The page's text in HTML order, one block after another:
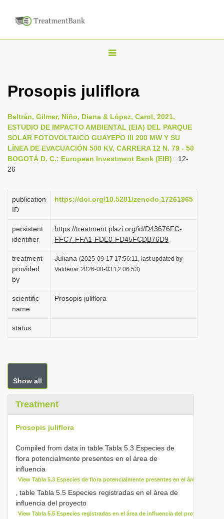
T
g
e
n
a
g
i
n
Prosopis juliflora
Beltrán, Gilmer, Niño, Diana & López, Carol, 2021,
ESTUDIO DE IMPACTO AMBIENTAL (EIA) DEL PARQUE
SOLAR FOTOVOLTAICO GUAYEPO III 200 MW Y SU
LÍNEA DE EVACUACIÓN 500 KV, CARRERA 12 N. 79 - 50
BOGOTÁ D. C.: European Investment Bank (EIB) : 12-
26
publication
ID
https://doi.org/10.5281/zenodo.17261965
persistent
identifier
https://treatment.plazi.org/id/D43676FC-
FFC7-FFA1-FDE0-FD45FCDB76D9
treatment
provided
by
Juliana (2025-09-17 17:56:11, last updated by
Valdenar 2026-08-03 12:06:53)
scientific
name
Prosopis juliflora
status
Show all
Treatment
Prosopis juliflora
Compiled from data in table Tabla 5.3 Especies de
flora potencialmente presentes en el área de
influencia
View Tabla 5.3 Especies de flora potencialmente presentes en el área de
, table Tabla 5.5 Especies registradas en el área de
influencia del proyecto
View Tabla 5.5 Especies registradas en el área de influencia del proyecto